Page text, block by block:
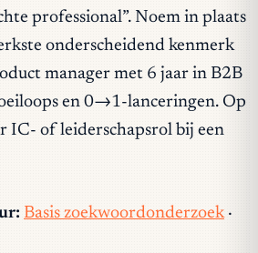
professional”. Noem in plaats
onderscheidend kenmerk
manager met 6 jaar in B2B
en 0→1-lanceringen. Op
IC- of leiderschapsrol bij een
Basis zoekwoordonderzoek·